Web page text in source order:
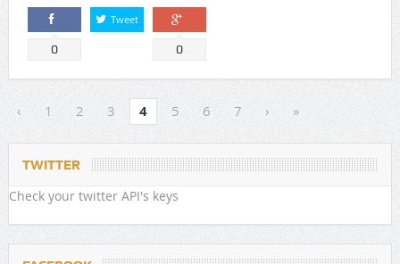
Comparte
0
Tweet
Comparte
0
‹ 1 2 3 4 5 6 7 › »
TWITTER
Check your twitter API's keys